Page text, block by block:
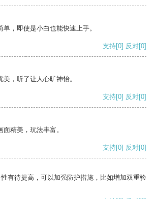
，即使是小白也能快速上手。
支持[0] 反对[0]
，听了让人心旷神怡。
支持[0] 反对[0]
精美，玩法丰富。
支持[0] 反对[0]
有待提高，可以加强防护措施，比如增加双重验